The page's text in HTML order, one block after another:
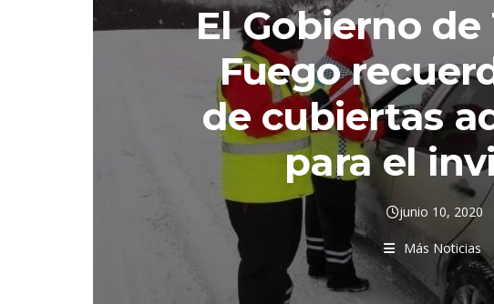
El Gobierno de
Fuego
de cubiertas
para el
junio 10, 2020
Más Noticias